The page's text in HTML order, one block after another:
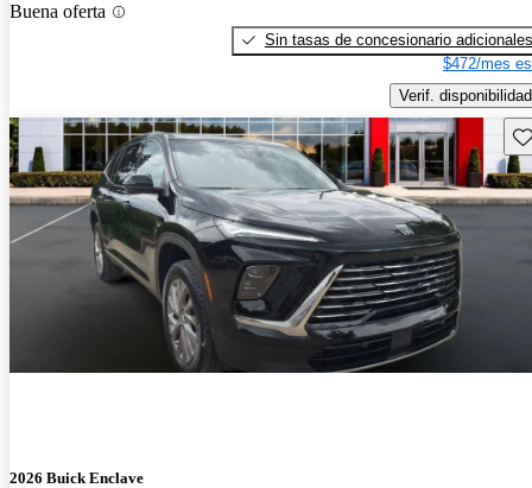
Buena oferta
Sin tasas de concesionario adicionales
$472/mes
Verif. disponibilidad
2026 Buick Enclave